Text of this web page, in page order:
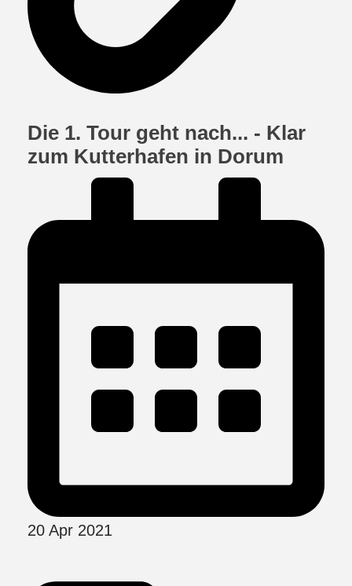
Die 1. Tour geht nach... - Klar
zum Kutterhafen in Dorum
20 Apr 2021